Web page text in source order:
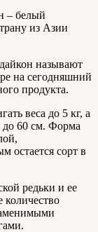
– белый
из Азии
называют
на сегодняшний
продукта.
веса до 5 кг, а
до 60 см. Форма
остается сорт в
редьки и ее
количество